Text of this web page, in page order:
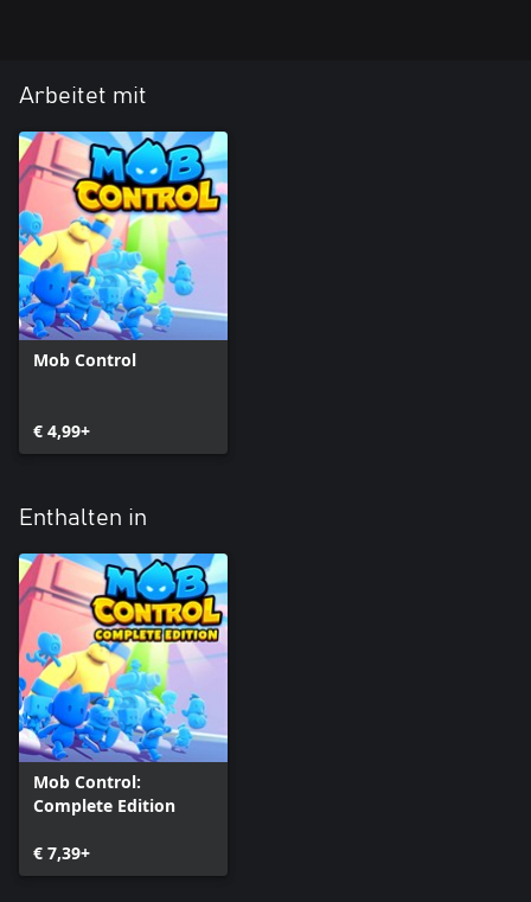
Arbeitet mit
Mob Control
€ 4,99+
Enthalten in
Mob Control:
Complete Edition
€ 7,39+